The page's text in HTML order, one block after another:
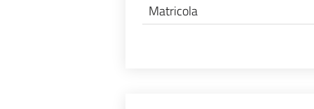
Matricola